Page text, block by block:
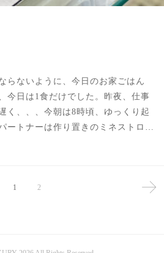
らないように、今日のお家ごはん
今日は1食だけでした。昨夜、仕事
く、、、今朝は8時頃、ゆっくり起
ートナーは作り置きのミネストロ…
1 2